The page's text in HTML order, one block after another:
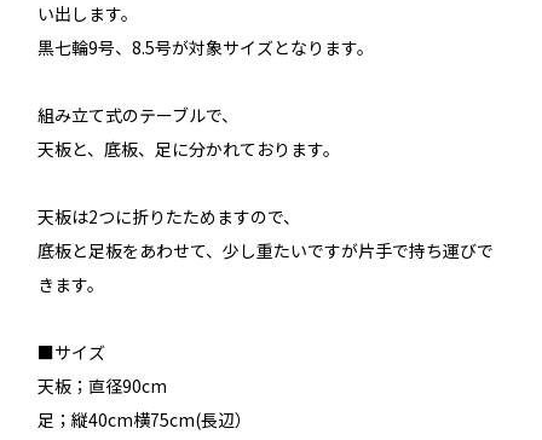
い出します。
黒七輪9号、8.5号が対象サイズとなります。
組み立て式のテーブルで、
天板と、底板、足に分かれております。
天板は2つに折りたためますので、
底板と足板をあわせて、少し重たいですが片手で持ち運びで
きます。
■サイズ
天板；直径90cm
足；縦40cm横75cm(長辺）